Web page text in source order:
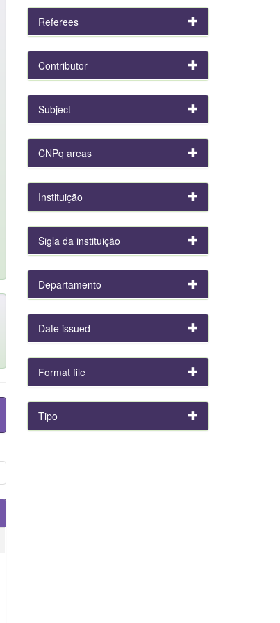
Referees
Contributor
Subject
CNPq areas
Instituição
Sigla da instituição
Departamento
Date issued
Format file
Tipo